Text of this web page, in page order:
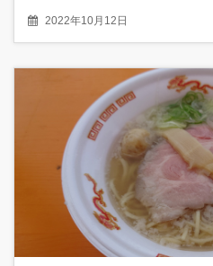
2022年10月12日